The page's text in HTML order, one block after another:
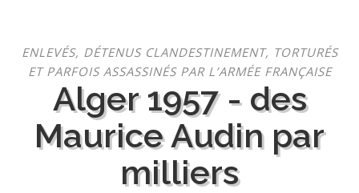
contenu
ENLEVÉS, DÉTENUS CLANDESTINEMENT, TORTURÉS
ET PARFOIS ASSASSINÉS PAR L’ARMÉE FRANÇAISE
Alger 1957 - des
Maurice Audin par
milliers